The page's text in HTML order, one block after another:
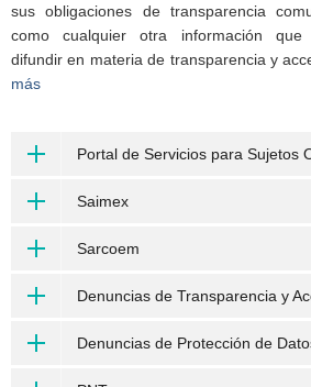
sus obligaciones de transparencia
como cualquier otra información que
difundir en materia de transparencia y
más
Portal de Servicios para Sujetos
Saimex
Sarcoem
Denuncias de Transparencia y
Denuncias de Protección de